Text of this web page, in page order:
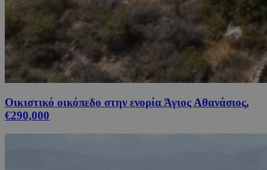
Οικιστικό οικόπεδο στην ενορία Άγιος Αθανάσιος,
€290,000